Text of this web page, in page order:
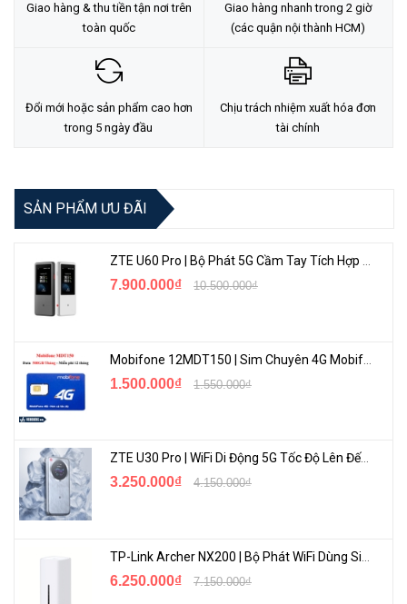
Giao hàng & thu tiền tận nơi trên
toàn quốc
Giao hàng nhanh trong 2 giờ
(các quận nội thành HCM)
Đổi mới hoặc sản phẩm cao hơn
trong 5 ngày đầu
Chịu trách nhiệm xuất hóa đơn
tài chính
SẢN PHẨM ƯU ĐÃI
ZTE U60 Pro | Bộ Phát 5G Cầm Tay Tích Hợp Công Nghệ WiFi 7, Pin 10000mAh
7.900.000₫ 10.500.000₫
1.500.000₫ 1.550.000₫
ZTE U30 Pro | WiFi Di Động 5G Tốc Độ Lên Đến 500Mbps, Màn Hình Cảm Ứng
3.250.000₫ 4.150.000₫
6.250.000₫ 7.150.000₫